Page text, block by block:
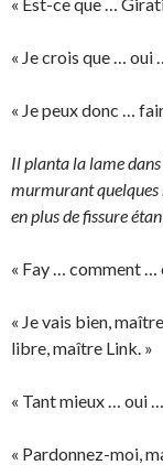
« Je crois que … oui
« Je peux donc …
Il planta la lame dans
murmurant quelques
en plus de fissure
« Fay … comment …
« Je vais bien,
libre, maître Link. »
« Tant mieux … oui
« Pardonnez-moi,